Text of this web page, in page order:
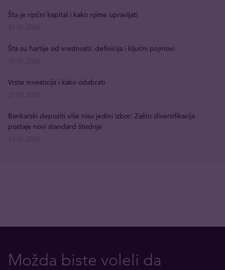
Šta je rizični kapital i kako njime upravljati
Šta su hartije od vrednosti: definicija i ključni pojmovi
Vrste investicija i kako odabrati
Bankarski depoziti više nisu jedini izbor: Zašto diverzifikacija
postaje novi standard štednje
Možda biste voleli da